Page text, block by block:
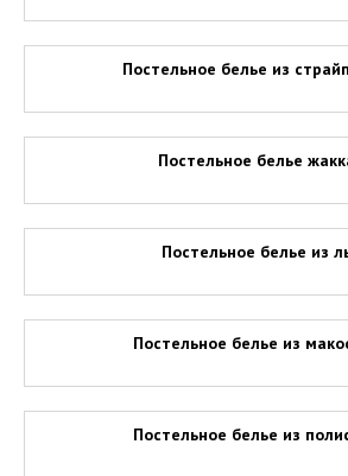
Постельное белье из
Постельное белье
Постельное белье из
Постельное белье из
Постельное белье из